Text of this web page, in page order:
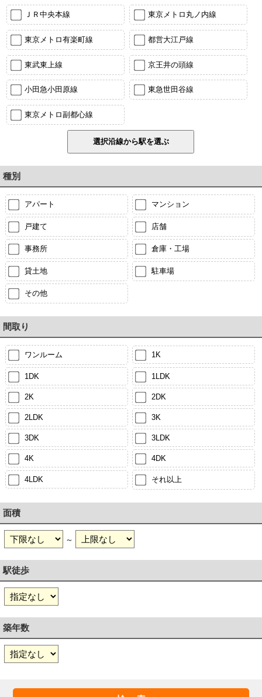
ＪＲ中央本線 東京メトロ丸ノ内線
東京メトロ有楽町線 都営大江戸線
東武東上線 京王井の頭線
小田急小田原線 東急世田谷線
東京メトロ副都心線
種別
アパート マンション
戸建て 店舗
事務所 倉庫・工場
貸土地 駐車場
その他
間取り
ワンルーム 1K
1DK 1LDK
2K 2DK
2LDK 3K
3DK 3LDK
4K 4DK
4LDK それ以上
面積
～
駅徒歩
築年数